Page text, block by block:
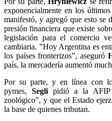
exponencialmente en los
manifestó, y agregó que esto se
presión financiera que existe
legislación para el comercio
cambiaria. "Hoy Argentina es
los países fronterizos”, aseguró
país, la mercadería aumentó
Por su parte, y en línea con lo
pymes, Segli pidió a la AFIP
zoológico", y que el Estado
la base de quienes tributan.